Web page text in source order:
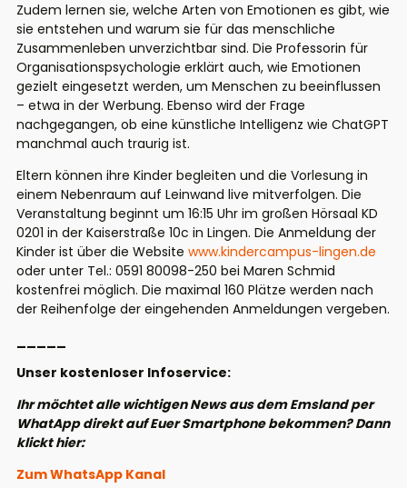
Zudem lernen sie, welche Arten von Emotionen es gibt, wie
sie entstehen und warum sie für das menschliche
Zusammenleben unverzichtbar sind. Die Professorin für
Organisationspsychologie erklärt auch, wie Emotionen
gezielt eingesetzt werden, um Menschen zu beeinflussen
– etwa in der Werbung. Ebenso wird der Frage
nachgegangen, ob eine künstliche Intelligenz wie ChatGPT
manchmal auch traurig ist.
Eltern können ihre Kinder begleiten und die Vorlesung in
einem Nebenraum auf Leinwand live mitverfolgen. Die
Veranstaltung beginnt um 16:15 Uhr im großen Hörsaal KD
0201 in der Kaiserstraße 10c in Lingen. Die Anmeldung der
Kinder ist über die Website www.kindercampus-lingen.de
oder unter Tel.: 0591 80098-250 bei Maren Schmid
kostenfrei möglich. Die maximal 160 Plätze werden nach
der Reihenfolge der eingehenden Anmeldungen vergeben.
Unser kostenloser Infoservice:
Ihr möchtet alle wichtigen News aus dem Emsland per
WhatApp direkt auf Euer Smartphone bekommen? Dann
klickt hier:
Zum WhatsApp Kanal